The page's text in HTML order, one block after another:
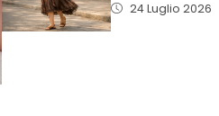
24 Luglio 2026